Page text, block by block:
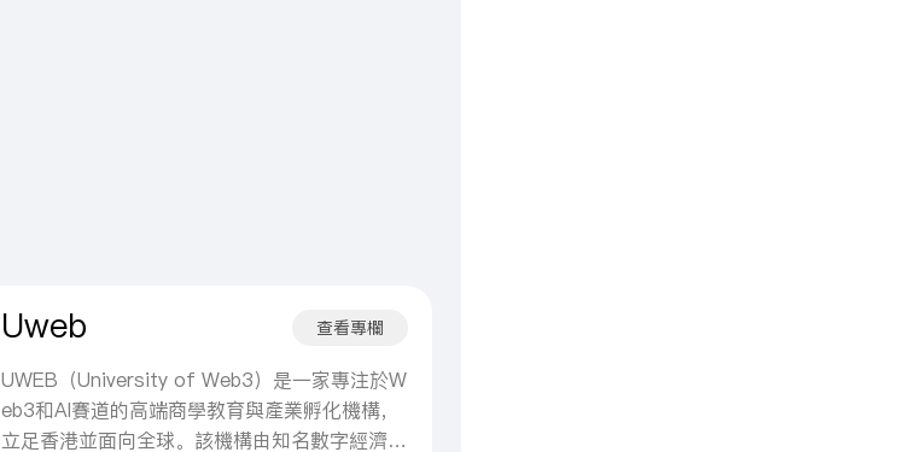
Uweb 查看專欄
UWEB（University of Web3）是一家專注於W
eb3和AI賽道的高端商學教育與產業孵化機構，
立足香港並面向全球。該機構由知名數字經濟學